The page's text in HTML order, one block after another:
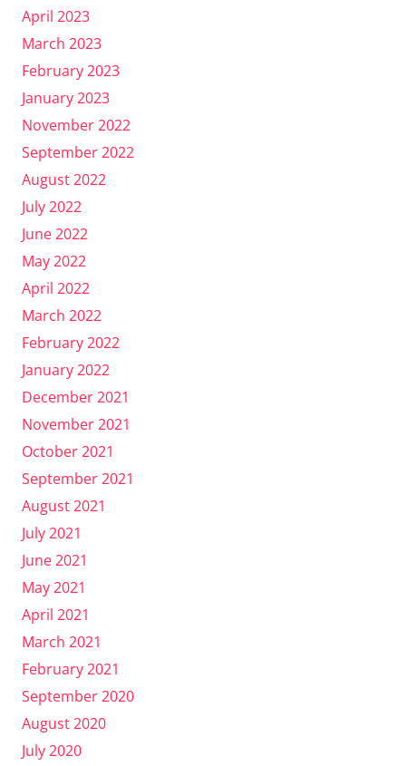
April 2023
March 2023
February 2023
January 2023
November 2022
September 2022
August 2022
July 2022
June 2022
May 2022
April 2022
March 2022
February 2022
January 2022
December 2021
November 2021
October 2021
September 2021
August 2021
July 2021
June 2021
May 2021
April 2021
March 2021
February 2021
September 2020
August 2020
July 2020